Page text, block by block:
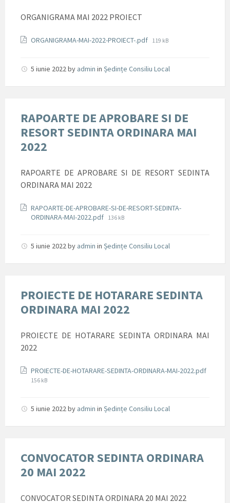
ORGANIGRAMA MAI 2022 PROIECT
Documente
ORGANIGRAMA-MAI-2022-PROIECT-.pdf File
119 kB
5 iunie 2022by admin in Ședințe Consiliu Local
RAPOARTE DE APROBARE SI DE
RESORT SEDINTA ORDINARA MAI
2022
RAPOARTE DE APROBARE SI DE RESORT SEDINTA
ORDINARA MAI 2022
Documente
RAPOARTE-DE-APROBARE-SI-DE-RESORT-SEDINTA-
ORDINARA-MAI-2022.pdf File
136 kB
5 iunie 2022by admin in Ședințe Consiliu Local
PROIECTE DE HOTARARE SEDINTA
ORDINARA MAI 2022
PROIECTE DE HOTARARE SEDINTA ORDINARA MAI
2022
Documente
PROIECTE-DE-HOTARARE-SEDINTA-ORDINARA-MAI-2022.pdf
File
156 kB
5 iunie 2022by admin in Ședințe Consiliu Local
CONVOCATOR SEDINTA ORDINARA
20 MAI 2022
CONVOCATOR SEDINTA ORDINARA 20 MAI 2022